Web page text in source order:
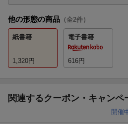
他の形態の商品 （全2件）
紙書籍
1,320円
電子書籍
616円
関連するクーポン・キャンペ
開催